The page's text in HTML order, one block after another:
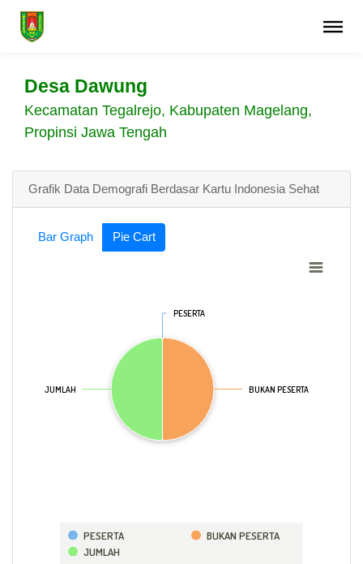
Desa Dawung
Kecamatan Tegalrejo, Kabupaten Magelang,
Propinsi Jawa Tengah
Grafik Data Demografi Berdasar Kartu Indonesia Sehat
Bar Graph Pie Cart
PESERTA
PESERTA
BUKAN PESERTA
BUKAN PESERTA
JUMLAH
JUMLAH
PESERTA
BUKAN PESERTA
JUMLAH